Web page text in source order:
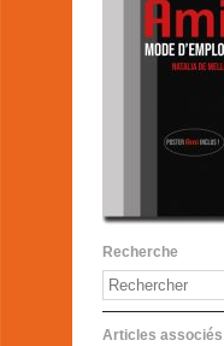
Recherche
Articles associés